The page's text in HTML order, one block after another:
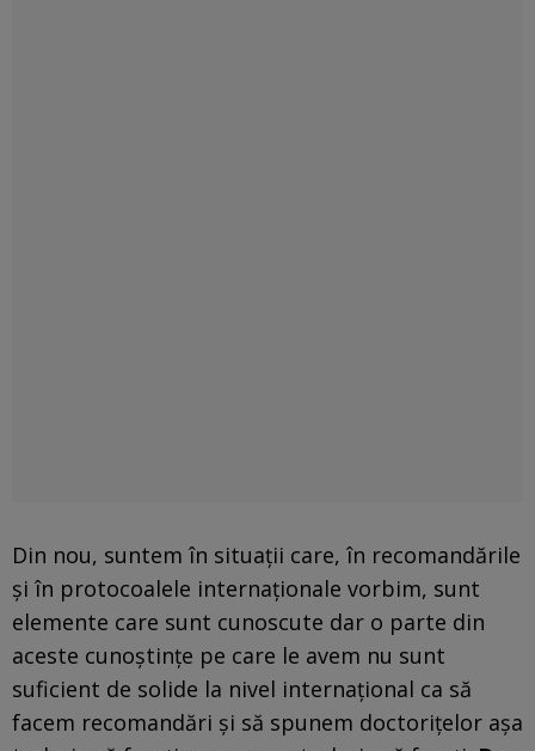
Din nou, suntem în situaţii care, în recomandările
şi în protocoalele internaţionale vorbim, sunt
elemente care sunt cunoscute dar o parte din
aceste cunoştinţe pe care le avem nu sunt
suficient de solide la nivel internaţional ca să
facem recomandări şi să spunem doctoriţelor aşa